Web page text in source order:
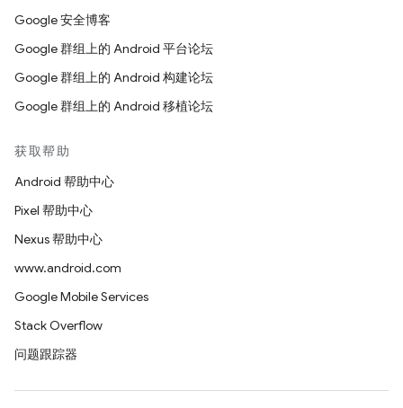
Google 安全博客
Google 群组上的 Android 平台论坛
Google 群组上的 Android 构建论坛
Google 群组上的 Android 移植论坛
获取帮助
Android 帮助中心
Pixel 帮助中心
Nexus 帮助中心
www.android.com
Google Mobile Services
Stack Overflow
问题跟踪器